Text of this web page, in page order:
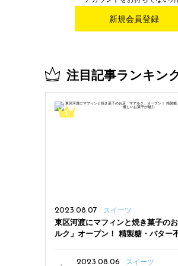
新規会員登録
注目記事ランキン
2023.08.07 スイーツ
東区河渡にマフィンと焼き菓子の
ルク」オープン！ 精製糖・バター
2023.08.06
スイーツ